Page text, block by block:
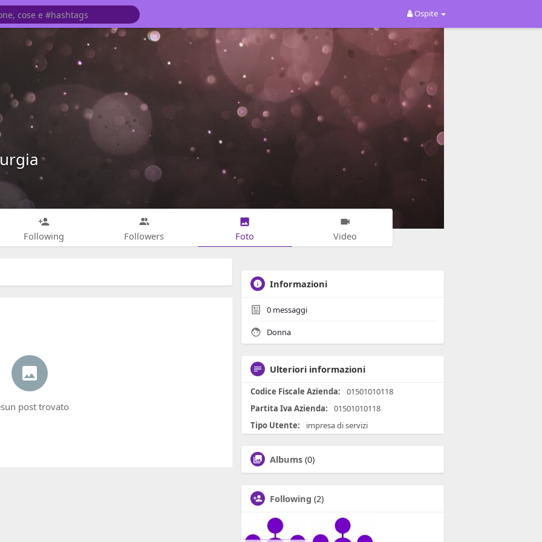
Ospite
Following Followers Foto Video
post trovato
Informazioni
0 messaggi
Donna
Ulteriori informazioni
Codice Fiscale Azienda:
01501010118
Partita Iva Azienda:
01501010118
Tipo Utente:
impresa di servizi
Albums (0)
Following (2)